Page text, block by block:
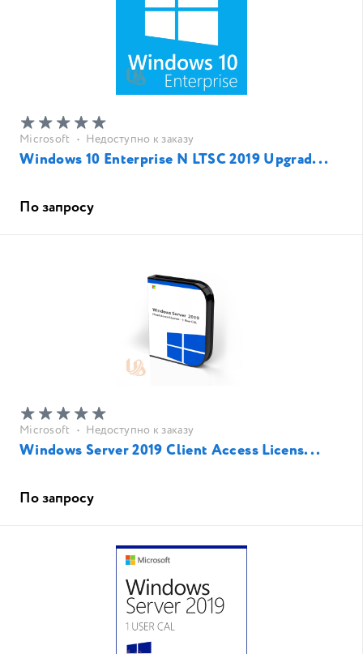
Microsoft • Недоступно к заказу
Windows 10 Enterprise N LTSC 2019 Upgrad...
По запросу
Microsoft • Недоступно к заказу
Windows Server 2019 Client Access Licens...
По запросу